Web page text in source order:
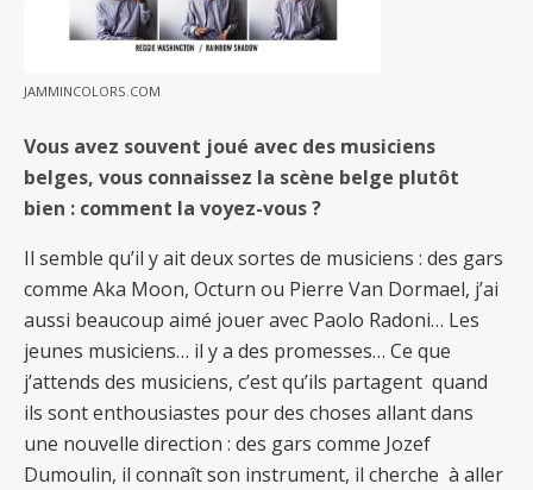
JAMMINCOLORS.COM
Vous avez souvent joué avec des musiciens
belges, vous connaissez la scène belge plutôt
bien : comment la voyez-vous ?
Il semble qu’il y ait deux sortes de musiciens : des gars
comme Aka Moon, Octurn ou Pierre Van Dormael, j’ai
aussi beaucoup aimé jouer avec Paolo Radoni… Les
jeunes musiciens… il y a des promesses… Ce que
j’attends des musiciens, c’est qu’ils partagent quand
ils sont enthousiastes pour des choses allant dans
une nouvelle direction : des gars comme Jozef
Dumoulin, il connaît son instrument, il cherche à aller